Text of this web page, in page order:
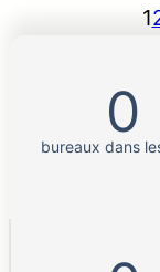
1
0
bureaux dans